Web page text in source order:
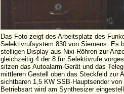
Das Foto zeigt des Arbeitsplatz des
Selektivrufsystem 830 von Siemens. Es
stelligen Display aus Nixi-Röhren zur
gleichzeitig 4 der 8 für Selektivrufe
sitzen das Autoalarm-Gerät und das
mittleren Gestell oben das Steckfeld zur
sichtbaren 1,5 KW SSB-Hauptsender
Betriebsart wird am Synthesizer